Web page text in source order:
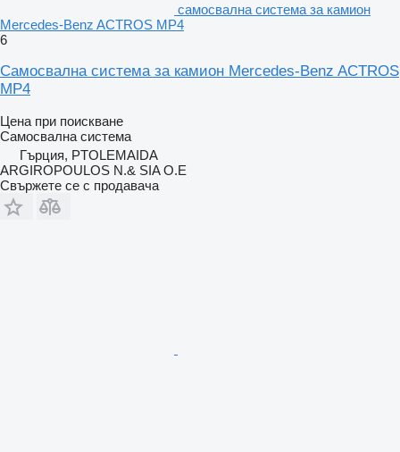
самосвална система за камион
Mercedes-Benz ACTROS MP4
6
Самосвална система за камион Mercedes-Benz ACTROS
MP4
Цена при поискване
Самосвална система
Гърция, PTOLEMAIDA
ARGIROPOULOS N.& SIA O.E
Свържете се с продавача